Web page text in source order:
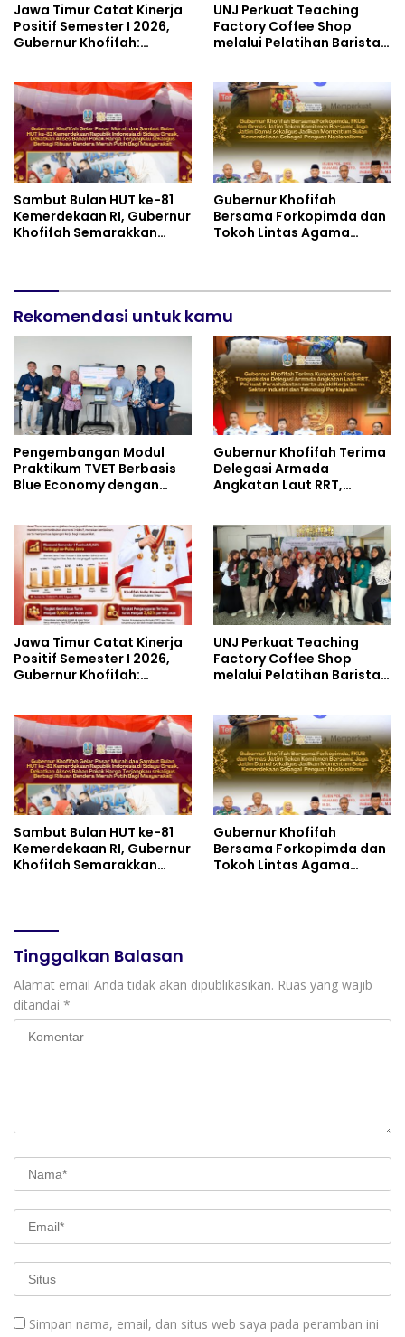
Jawa Timur Catat Kinerja
Positif Semester I 2026,
Gubernur Khofifah:
UNJ Perkuat Teaching
Factory Coffee Shop
melalui Pelatihan Barista
Cimahi
Sambut Bulan HUT ke-81
Kemerdekaan RI, Gubernur
Khofifah Semarakkan
Masyarakat
Gubernur Khofifah
Bersama Forkopimda dan
Tokoh Lintas Agama
Kebangsaan
Rekomendasi untuk kamu
Pengembangan Modul
Praktikum TVET Berbasis
Blue Economy dengan
untuk Materi Pariwisata
Dukung Pencapaian SDGs
Gubernur Khofifah Terima
Delegasi Armada
Angkatan Laut RRT,
Industri Perkapalan
Jawa Timur Catat Kinerja
Positif Semester I 2026,
Gubernur Khofifah:
UNJ Perkuat Teaching
Factory Coffee Shop
melalui Pelatihan Barista
Cimahi
Sambut Bulan HUT ke-81
Kemerdekaan RI, Gubernur
Khofifah Semarakkan
Masyarakat
Gubernur Khofifah
Bersama Forkopimda dan
Tokoh Lintas Agama
Tinggalkan Balasan
Alamat email Anda tidak akan dipublikasikan. Ruas yang wajib
ditandai *
Simpan nama, email, dan situs web saya pada peramban ini